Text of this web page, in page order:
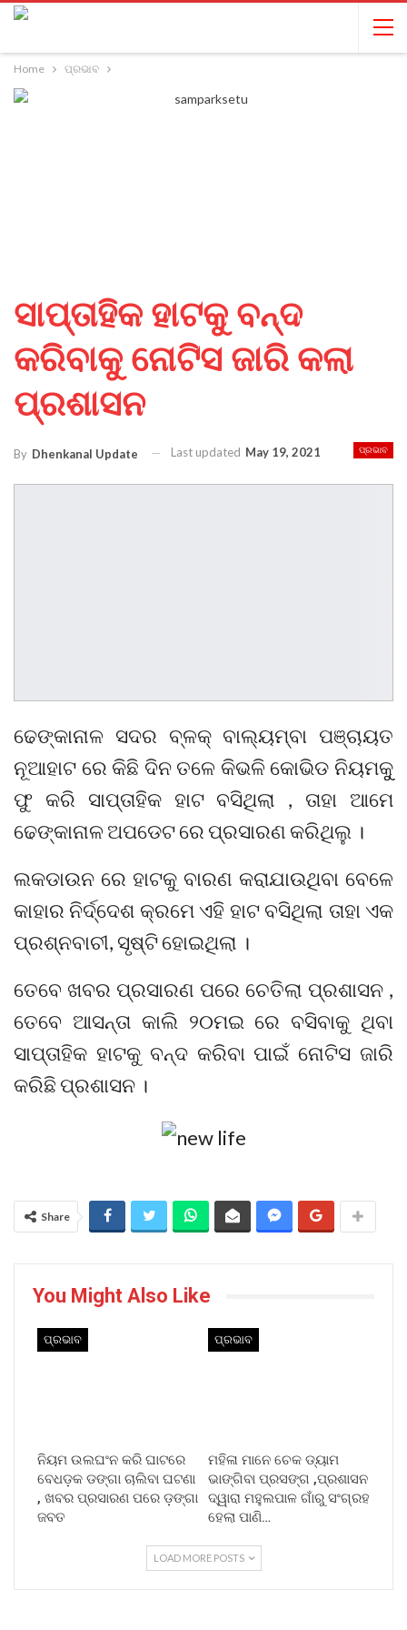
Home ପ୍ରଭାବ
ସାପ୍ତାହିକ ହାଟକୁ ବନ୍ଦ
କରିବାକୁ ନୋଟିସ ଜାରି କଲା
ପ୍ରଶାସନ
ପ୍ରଭାବ
By Dhenkanal Update Last updated May 19, 2021
ଢେଙ୍କାନାଳ ସଦର ବ୍ଳକ୍ ବାଲ୍ୟମ୍ବା ପଞ୍ଚାୟତ
ନୂଆହାଟ ରେ କିଛି ଦିନ ତଳେ କିଭଳି କୋଭିଡ ନିୟମକୁୁ
ଫୁ କରି ସାପ୍ତାହିକ ହାଟ ବସିଥିଲା , ତାହା ଆମେ
ଢେଙ୍କାନାଳ ଅପଡେଟ ରେ ପ୍ରସାରଣ କରିଥିଲୁ ।
ଲକଡାଉନ ରେ ହାଟକୁ ବାରଣ କରାଯାଉଥିବା ବେଳେ
କାହାର ନିର୍ଦ୍ଦେଶ କ୍ରମେ ଏହି ହାଟ ବସିଥିଲା ତାହା ଏକ
ପ୍ରଶ୍ନବାଚୀ, ସୃଷ୍ଟି ହୋଇଥିଲା ।
ତେବେ ଖବର ପ୍ରସାରଣ ପରେ ଚେତିଲା ପ୍ରଶାସନ ,
ତେବେ ଆସନ୍ତା କାଲି ୨୦ମଇ ରେ ବସିବାକୁ ଥିବା
ସାପ୍ତାହିକ ହାଟକୁ ବନ୍ଦ କରିବା ପାଇଁ ନୋଟିସ ଜାରି
କରିଛି ପ୍ରଶାସନ ।
Share
You Might Also Like
ପ୍ରଭାବ
ନିୟମ ଉଲଘଂନ କରି ଘାଟରେ
ବେଧଡ଼କ ଡଙ୍ଗା ଚାଲିବା ଘଟଣା
, ଖବର ପ୍ରସାରଣ ପରେ ଡ଼ଙ୍ଗା
ଜବତ
ପ୍ରଭାବ
ମହିଳା ମାନେ ଚେକ ଡ୍ୟାମ
ଭାଙ୍ଗିବା ପ୍ରସଙ୍ଗ ,ପ୍ରଶାସନ
ଦ୍ୱାରା ମହୁଲପାଳ ଗାଁରୁ ସଂଗ୍ରହ
ହେଲା ପାଣି…
LOAD MORE POSTS